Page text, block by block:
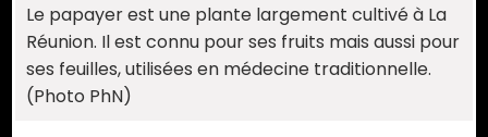
Le papayer est une plante largement cultivé à La
Réunion. Il est connu pour ses fruits mais aussi pour
ses feuilles, utilisées en médecine traditionnelle.
(Photo PhN)